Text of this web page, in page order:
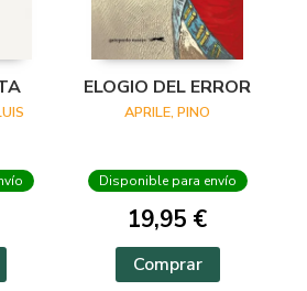
ELOGIO DEL ERROR
APRILE, PINO
Disponible para envío
19,95 €
Comprar